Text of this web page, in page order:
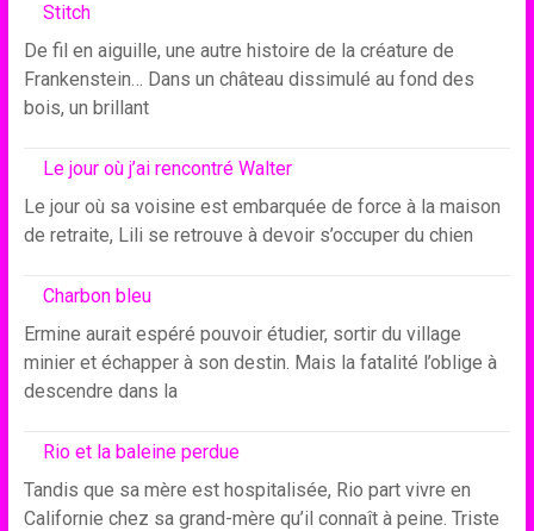
Stitch
De fil en aiguille, une autre histoire de la créature de
Frankenstein… Dans un château dissimulé au fond des
bois, un brillant
Le jour où j’ai rencontré Walter
Le jour où sa voisine est embarquée de force à la maison
de retraite, Lili se retrouve à devoir s’occuper du chien
Charbon bleu
Ermine aurait espéré pouvoir étudier, sortir du village
minier et échapper à son destin. Mais la fatalité l’oblige à
descendre dans la
Rio et la baleine perdue
Tandis que sa mère est hospitalisée, Rio part vivre en
Californie chez sa grand-mère qu’il connaît à peine. Triste